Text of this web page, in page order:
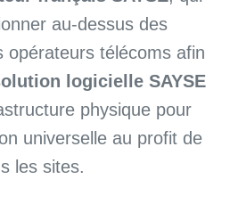
au-dessus des
opérateurs télécoms afin
logicielle SAYSE
physique pour
universelle au profit de
les sites.